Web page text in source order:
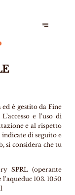
è gestito da Fine
e l'uso di
e al rispetto
di seguito e
si considera che tu
SPRL (operante
103. 1050